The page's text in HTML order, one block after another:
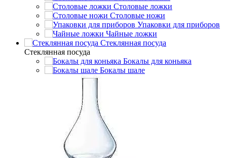
Столовые ложки
Столовые ножи
Упаковки для приборов
Чайные ложки
Стеклянная посуда
Стеклянная посуда
Бокалы для коньяка
Бокалы шале